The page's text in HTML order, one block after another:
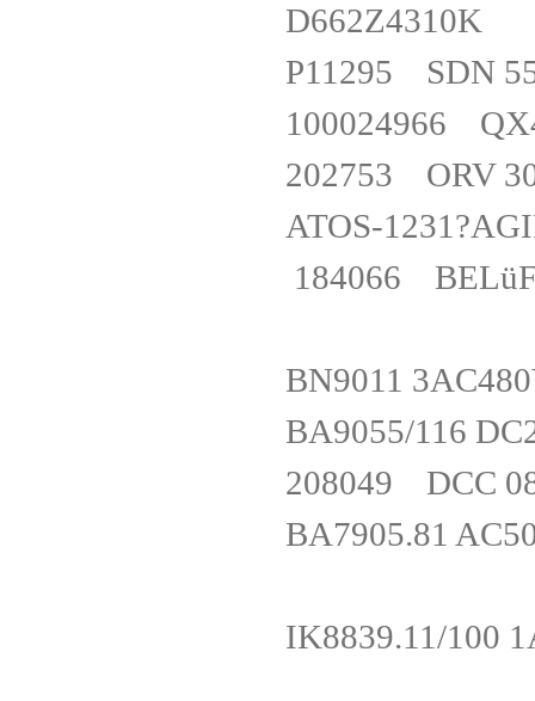
P11295
100024966
202753
ATOS-
184066
BN9011
BA9055/116
208049 DCC
BA7905.81
IK8839.11/